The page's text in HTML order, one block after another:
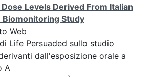
Dose Levels Derived From Italian
Biomonitoring Study
Web
Life Persuaded sullo studio
dall'esposizione orale a
A